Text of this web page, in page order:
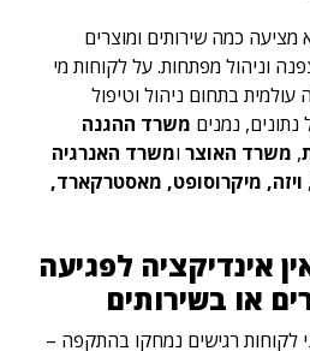
כמה שירותים ומוצרים
וניהול מפתחות. על לקוחות מי
בתחום ניהול וטיפול
נתונים, נמנים משרד ההגנה
, משרד האוצר ומשרד האנרגיה
ויזה, מיקרוסופט, מאסטרקארד,
אינדיקציה לפגיעה
או בשירותים
לקוחות רגישים נמחקו בהתקפה –